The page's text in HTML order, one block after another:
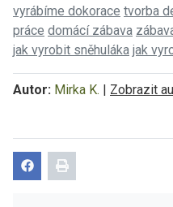
vyrábíme dokorace tvorba
práce domácí zábava
jak vyrobit sněhuláka jak
Autor: Mirka K. | Zobrazit